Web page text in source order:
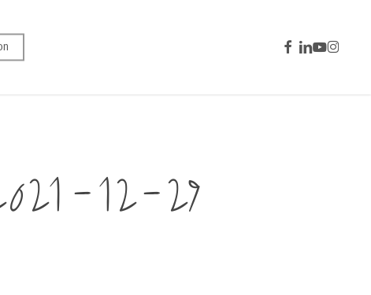
facebook
linkedin
youtubeinstagram
12-29